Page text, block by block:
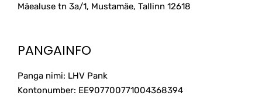
Mäealuse tn 3a/1, Mustamäe, Tallinn 12618
PANGAINFO
Panga nimi: LHV Pank
Kontonumber: EE907700771004368394